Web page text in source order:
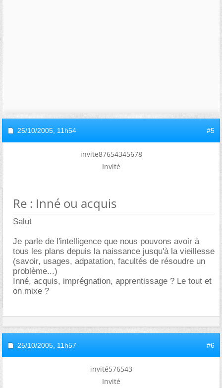
25/10/2005, 11h54 #5
invite87654345678
Invité
Re : Inné ou acquis
Salut
Je parle de l'intelligence que nous pouvons avoir à
tous les plans depuis la naissance jusqu'à la vieillesse
(savoir, usages, adpatation, facultés de résoudre un
problème...)
Inné, acquis, imprégnation, apprentissage ? Le tout et
on mixe ?
25/10/2005, 11h57 #6
invité576543
Invité